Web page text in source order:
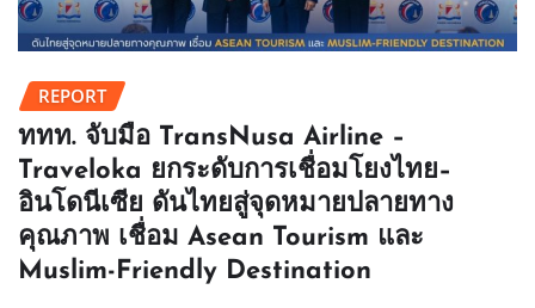
REPORT
ททท. จับมือ TransNusa Airline –
Traveloka ยกระดับการเชื่อมโยงไทย–
อินโดนีเซีย ดันไทยสู่จุดหมายปลายทาง
คุณภาพ เชื่อม Asean Tourism และ
Muslim-Friendly Destination